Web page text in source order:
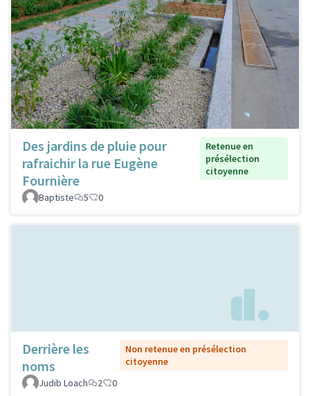
Des jardins de pluie pour
rafraichir la rue Eugène
Fournière
Retenue en
présélection
citoyenne
Baptiste 5 0
Derrière les
noms
Non retenue en présélection
citoyenne
Judib Loach
2 0